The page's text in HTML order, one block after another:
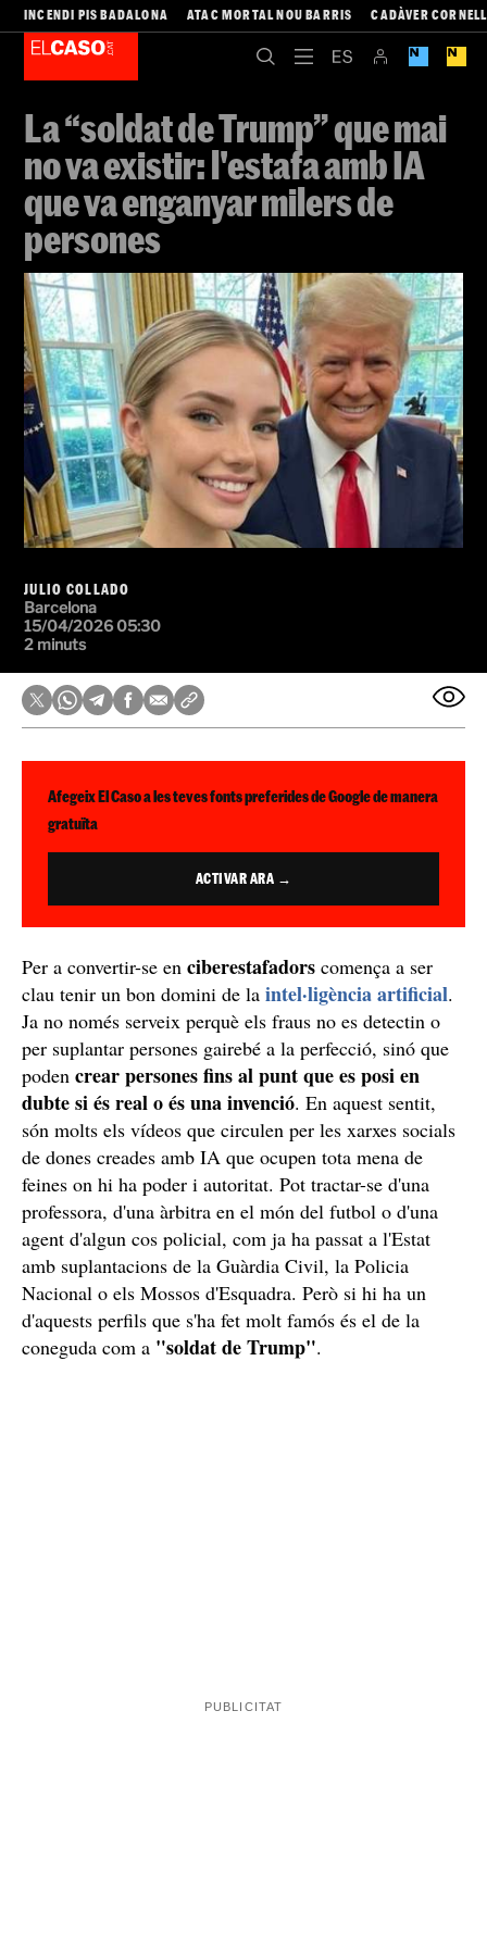
INCENDI PIS BADALONA ATAC MORTAL NOU BARRIS CADÀVER
La “soldat de Trump” que mai
no va existir: l'estafa amb IA
que va enganyar milers de
persones
JULIO COLLADO
Barcelona
15/04/2026 05:30
2 minuts
Afegeix El Caso a les teves fonts preferides de Google de manera
gratuïta
ACTIVAR ARA →
Per a convertir-se en ciberestafadors comença a ser
clau tenir un bon domini de la intel·ligència artificial.
Ja no només serveix perquè els fraus no es detectin o
per suplantar persones gairebé a la perfecció, sinó que
poden crear persones fins al punt que es posi en
dubte si és real o és una invenció. En aquest sentit,
són molts els vídeos que circulen per les xarxes socials
de dones creades amb IA que ocupen tota mena de
feines on hi ha poder i autoritat. Pot tractar-se d'una
professora, d'una àrbitra en el món del futbol o d'una
agent d'algun cos policial, com ja ha passat a l'Estat
amb suplantacions de la Guàrdia Civil, la Policia
Nacional o els Mossos d'Esquadra. Però si hi ha un
d'aquests perfils que s'ha fet molt famós és el de la
coneguda com a "soldat de Trump".